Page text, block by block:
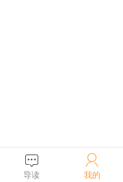

导读

我的